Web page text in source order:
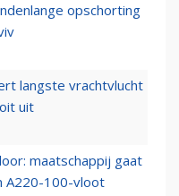
opschorting
langste vrachtvlucht
uit
maatschappij gaat
A220-100-vloot